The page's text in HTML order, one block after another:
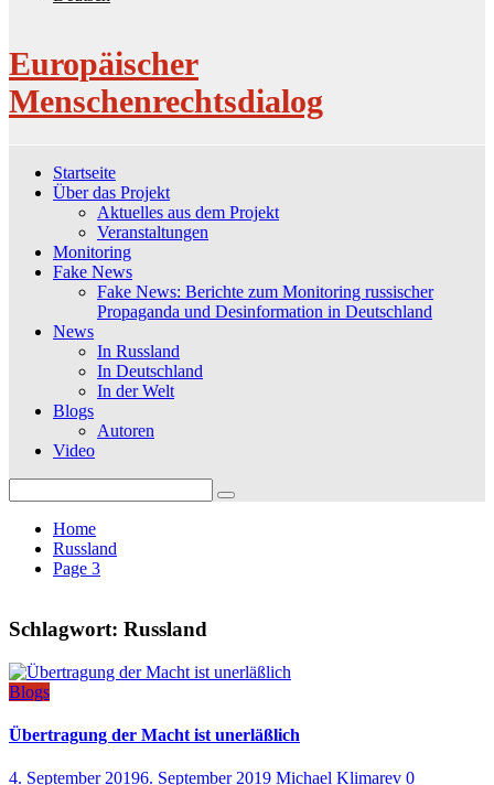
Europäischer
Menschenrechtsdialog
Startseite
Über das Projekt
Aktuelles aus dem Projekt
Veranstaltungen
Monitoring
Fake News
Fake News: Berichte zum Monitoring russischer
Propaganda und Desinformation in Deutschland
News
In Russland
In Deutschland
In der Welt
Blogs
Autoren
Video
for:
Home
Russland
Page 3
Schlagwort: Russland
Blogs
Übertragung der Macht ist unerläßlich
4. September 20196. September 2019 Michael Klimarev 0